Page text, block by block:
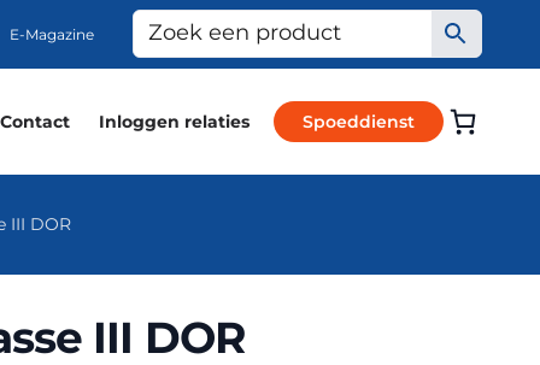
E-Magazine
Contact Inloggen relaties Spoeddienst
III DOR
III DOR